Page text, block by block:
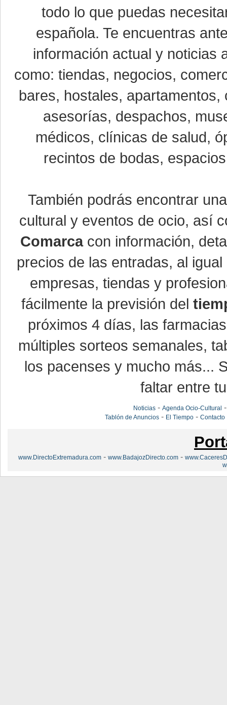
todo lo que puedas
española. Te encuentras
información actual y noticias
como: tiendas, negocios,
bares, hostales,
asesorías, despachos,
médicos, clínicas de salud,
recintos de bodas,
También podrás encontrar
cultural y eventos de ocio, así
Comarcacon información,
precios de las entradas, al
empresas, tiendas y
fácilmente la previsión del
próximos 4 días, las
múltiples sorteos semanales,
los pacenses y mucho más...
faltar entre
Noticias -Agenda Ocio-Cultural
Tablón de Anuncios - El Tiempo -Contacto
www.DirectoExtremadura.com - www.BadajozDirecto.com -